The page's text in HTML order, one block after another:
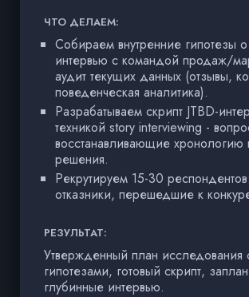
ЧТО ДЕЛАЕМ:
Собираем внутренние гипотезы
интервью с командой продаж/
аудит текущих данных (отзывы,
поведенческая аналитика).
Разрабатываем скрипт JTBD-
техникой story interviewing -
восстанавливающие хронологию
решения.
Рекрутируем 15-30
отказники, перешедшие к
РЕЗУЛЬТАТ:
Утвержденный план исследования
гипотезами, готовый скрипт,
глубинные интервью.